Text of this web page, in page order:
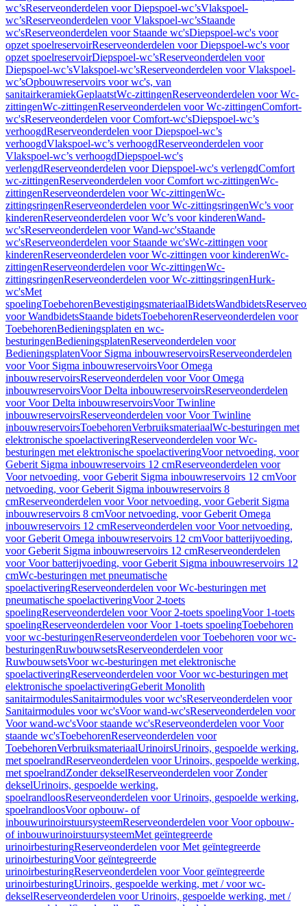
wc’sReserveonderdelen voor Diepspoel-wc’sVlakspoel-
wc’sReserveonderdelen voor Vlakspoel-wc’sStaande
wc'sReserveonderdelen voor Staande wc'sDiepspoel-wc's voor
opzet spoelreservoirReserveonderdelen voor Diepspoel-wc's voor
opzet spoelreservoirDiepspoel-wc’sReserveonderdelen voor
Diepspoel-wc’sVlakspoel-wc’sReserveonderdelen voor Vlakspoel-
wc’sOpbouwreservoirs voor wc's, van
sanitairkeramiekGeplaatstWc-zittingenReserveonderdelen voor Wc-
zittingenWc-zittingenReserveonderdelen voor Wc-zittingenComfort-
wc'sReserveonderdelen voor Comfort-wc'sDiepspoel-wc’s
verhoogdReserveonderdelen voor Diepspoel-wc’s
verhoogdVlakspoel-wc’s verhoogdReserveonderdelen voor
Vlakspoel-wc’s verhoogdDiepspoel-wc's
verlengdReserveonderdelen voor Diepspoel-wc's verlengdComfort
wc-zittingenReserveonderdelen voor Comfort wc-zittingenWc-
zittingenReserveonderdelen voor Wc-zittingenWc-
zittingsringenReserveonderdelen voor Wc-zittingsringenWc’s voor
kinderenReserveonderdelen voor Wc’s voor kinderenWand-
wc'sReserveonderdelen voor Wand-wc'sStaande
wc'sReserveonderdelen voor Staande wc'sWc-zittingen voor
kinderenReserveonderdelen voor Wc-zittingen voor kinderenWc-
zittingenReserveonderdelen voor Wc-zittingenWc-
zittingsringenReserveonderdelen voor Wc-zittingsringenHurk-
wc'sMet
spoelingToebehorenBevestigingsmateriaalBidetsWandbidets
voor WandbidetsStaande bidetsToebehorenReserveonderdelen voor
ToebehorenBedieningsplaten en wc-
besturingenBedieningsplatenReserveonderdelen voor
BedieningsplatenVoor Sigma inbouwreservoirsReserveonderdelen
voor Voor Sigma inbouwreservoirsVoor Omega
inbouwreservoirsReserveonderdelen voor Voor Omega
inbouwreservoirsVoor Delta inbouwreservoirsReserveonderdelen
voor Voor Delta inbouwreservoirsVoor Twinline
inbouwreservoirsReserveonderdelen voor Voor Twinline
inbouwreservoirsToebehorenVerbruiksmateriaalWc-besturingen met
elektronische spoelactiveringReserveonderdelen voor Wc-
besturingen met elektronische spoelactiveringVoor netvoeding, voor
Geberit Sigma inbouwreservoirs 12 cmReserveonderdelen voor
Voor netvoeding, voor Geberit Sigma inbouwreservoirs 12 cmVoor
netvoeding, voor Geberit Sigma inbouwreservoirs 8
cmReserveonderdelen voor Voor netvoeding, voor Geberit Sigma
inbouwreservoirs 8 cmVoor netvoeding, voor Geberit Omega
inbouwreservoirs 12 cmReserveonderdelen voor Voor netvoeding,
voor Geberit Omega inbouwreservoirs 12 cmVoor batterijvoeding,
voor Geberit Sigma inbouwreservoirs 12 cmReserveonderdelen
voor Voor batterijvoeding, voor Geberit Sigma inbouwreservoirs 12
cmWc-besturingen met pneumatische
spoelactiveringReserveonderdelen voor Wc-besturingen met
pneumatische spoelactiveringVoor 2-toets
spoelingReserveonderdelen voor Voor 2-toets spoelingVoor 1-toets
spoelingReserveonderdelen voor Voor 1-toets spoelingToebehoren
voor wc-besturingenReserveonderdelen voor Toebehoren voor wc-
besturingenRuwbouwsetsReserveonderdelen voor
RuwbouwsetsVoor wc-besturingen met elektronische
spoelactiveringReserveonderdelen voor Voor wc-besturingen met
elektronische spoelactiveringGeberit Monolith
sanitairmodulesSanitairmodules voor wc'sReserveonderdelen voor
Sanitairmodules voor wc'sVoor wand-wc'sReserveonderdelen voor
Voor wand-wc'sVoor staande wc'sReserveonderdelen voor Voor
staande wc'sToebehorenReserveonderdelen voor
ToebehorenVerbruiksmateriaalUrinoirsUrinoirs, gespoelde werking,
met spoelrandReserveonderdelen voor Urinoirs, gespoelde werking,
met spoelrandZonder dekselReserveonderdelen voor Zonder
dekselUrinoirs, gespoelde werking,
spoelrandloosReserveonderdelen voor Urinoirs, gespoelde werking,
spoelrandloosVoor opbouw- of
inbouwurinoirstuursysteemReserveonderdelen voor Voor opbouw-
of inbouwurinoirstuursysteemMet geïntegreerde
urinoirbesturingReserveonderdelen voor Met geïntegreerde
urinoirbesturingVoor geïntegreerde
urinoirbesturingReserveonderdelen voor Voor geïntegreerde
urinoirbesturingUrinoirs, gespoelde werking, met / voor wc-
dekselReserveonderdelen voor Urinoirs, gespoelde werking, met /